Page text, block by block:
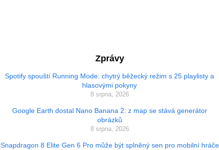
Zprávy
Spotify spouští Running Mode: chytrý běžecký režim s 25 playlisty a
hlasovými pokyny
8 srpna, 2026
Google Earth dostal Nano Banana 2: z map se stává generátor
obrázků
8 srpna, 2026
Snapdragon 8 Elite Gen 6 Pro může být splněný sen pro mobilní hráče